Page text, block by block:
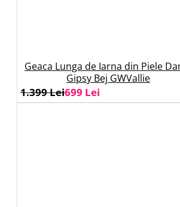
Geaca Lunga de Iarna din Piele
Gipsy Bej GWVallie
699 Lei
1.399 Lei